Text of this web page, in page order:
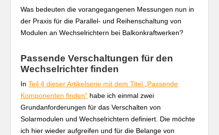
Was bedeuten die vorangegangenen Messungen nun in
der Praxis für die Parallel- und Reihenschaltung von
Modulen an Wechselrichtern bei Balkonkraftwerken?
Passende Verschaltungen für den
Wechselrichter finden
InTeil 4 dieser Artikelserie mit dem Titel „Passende
Komponenten finden“ habe ich einmal zwei
Grundanforderungen für das Verschalten von
Solarmodulen und Wechselrichtern definiert. Die möchte
ich hier wieder aufgreifen und für die Belange von